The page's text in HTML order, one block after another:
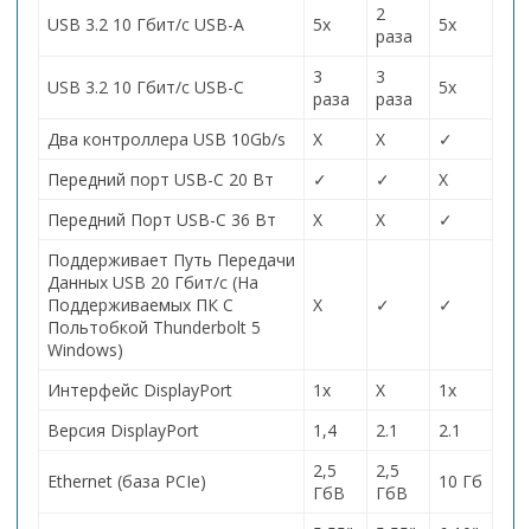
USB 3.2 10 Гбит/с USB-A 5x
2
раза
5x
USB 3.2 10 Гбит/с USB-C
3
раза
3
раза
5x
Два контроллера USB 10Gb/s Х Х
✓
Передний порт USB-C 20 Вт ✓ ✓
Х
Передний Порт USB-C 36 Вт Х Х
✓
Поддерживает Путь Передачи
Данных USB 20 Гбит/с (На
Поддерживаемых ПК С
Польтобкой Thunderbolt 5
Windows)
Х ✓ ✓
Интерфейс DisplayPort 1x Х
1x
Версия DisplayPort
1,4 2.1 2.1
Ethernet (база PCIe)
2,5
ГбВ
2,5
ГбВ
10 Гб